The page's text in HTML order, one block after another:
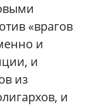
«врагов
и
и
из
и